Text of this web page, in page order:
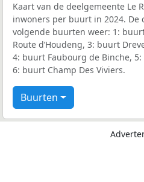
Kaart van de deelgemeente Le
inwoners per buurt in 2024. De
volgende buurten weer: 1:
Route d’Houdeng, 3: buurt
4: buurt Faubourg de Binche, 5:
6: buurt Champ Des Viviers.
Buurten